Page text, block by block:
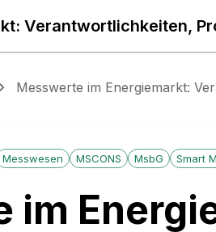
Messwerte im Energiemarkt:
Messwesen MSCONS MsbG Smart
im